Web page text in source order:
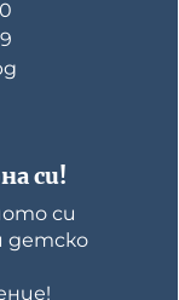
си!
си
детско